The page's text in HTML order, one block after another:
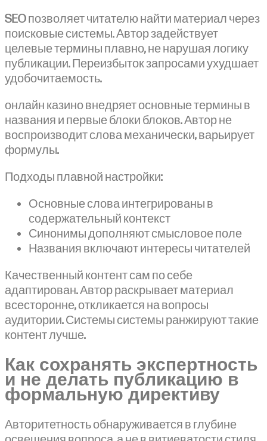
SEO позволяет читателю найти материал через
поисковые системы. Автор задействует
целевые термины плавно, не нарушая логику
публикации. Переизбыток запросами ухудшает
удобочитаемость.
онлайн казино внедряет основные термины в
названия и первые блоки блоков. Автор не
воспроизводит слова механически, варьирует
формулы.
Подходы плавной настройки:
Основные слова интегрированы в
содержательный контекст
Синонимы дополняют смысловое поле
Названия включают интересы читателей
Качественный контент сам по себе
адаптирован. Автор раскрывает материал
всесторонне, откликается на вопросы
аудитории. Системы системы ранжируют такие
контент лучше.
Как сохранять экспертность
и не делать публикацию в
формальную директиву
Авторитетность обнаруживается в глубине